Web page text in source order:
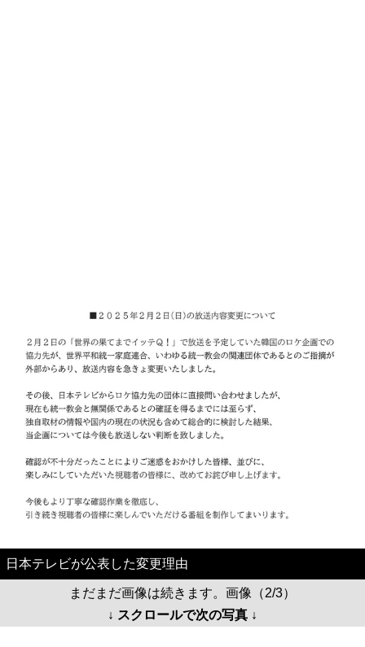
日本テレビが公表した変更理由
まだまだ画像は続きます。画像（2/3）
↓ スクロールで次の写真 ↓